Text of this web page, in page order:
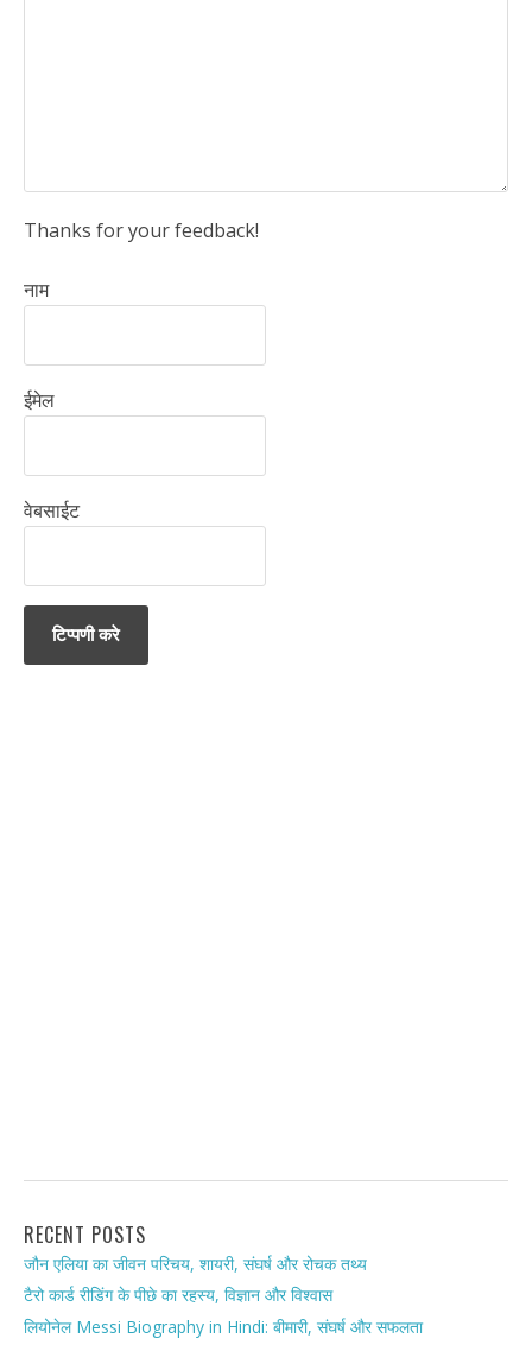
Thanks for your feedback!
नाम
ईमेल
वेबसाईट
RECENT POSTS
जौन एलिया का जीवन परिचय, शायरी, संघर्ष और रोचक तथ्य
टैरो कार्ड रीडिंग के पीछे का रहस्य, विज्ञान और विश्वास
लियोनेल Messi Biography in Hindi: बीमारी, संघर्ष और सफलता